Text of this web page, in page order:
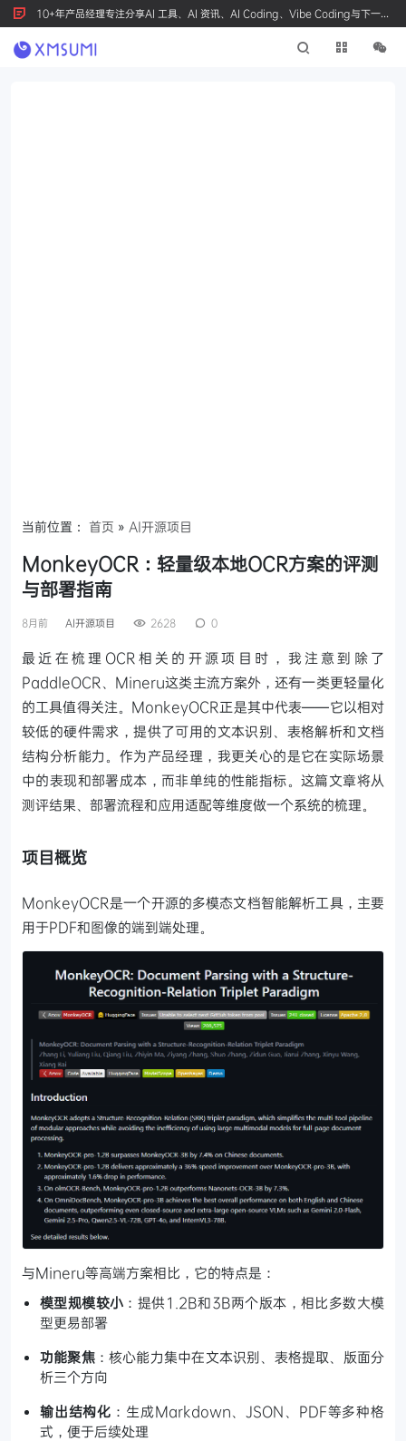
10+年产品经理专注分享AI 工具、AI 资讯、AI Coding、Vibe Coding与下一代
产品创新，按 Ctrl+D 收藏我们
当前位置： 首页 » AI开源项目
MonkeyOCR：轻量级本地OCR方案的评测
与部署指南
8月前 AI开源项目 2628 0
最近在梳理OCR相关的开源项目时，我注意到除了
PaddleOCR、Mineru这类主流方案外，还有一类更轻量化
的工具值得关注。MonkeyOCR正是其中代表——它以相对
较低的硬件需求，提供了可用的文本识别、表格解析和文档
结构分析能力。作为产品经理，我更关心的是它在实际场景
中的表现和部署成本，而非单纯的性能指标。这篇文章将从
测评结果、部署流程和应用适配等维度做一个系统的梳理。
项目概览
MonkeyOCR是一个开源的多模态文档智能解析工具，主要
用于PDF和图像的端到端处理。
与Mineru等高端方案相比，它的特点是：
模型规模较小 ：提供1.2B和3B两个版本，相比多数大模
型更易部署
功能聚焦：核心能力集中在文本识别、表格提取、版面分
析三个方向
输出结构化 ：生成Markdown、JSON、PDF等多种格
式，便于后续处理